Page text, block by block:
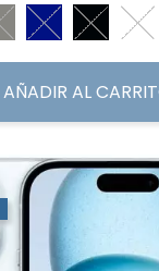
AÑADIR AL